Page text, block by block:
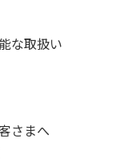
な取扱い
さまへ